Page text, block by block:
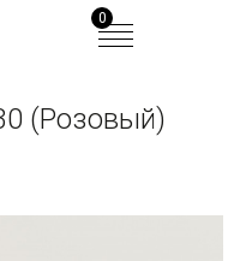
0
(Розовый)